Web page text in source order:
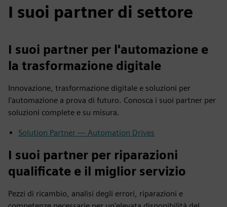
I suoi partner di settore
I suoi partner per l'automazione e
la trasformazione digitale
Innovazione, trasformazione digitale e soluzioni per
l'automazione a prova di futuro. Conosca i suoi partner per
soluzioni complete e su misura.
Solution Partner — Automation Drives
I suoi partner per riparazioni
qualificate e il miglior servizio
Pezzi di ricambio, analisi degli errori, riparazioni e